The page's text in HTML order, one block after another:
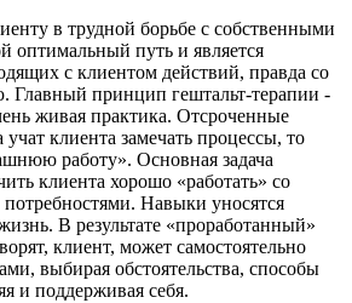
в трудной борьбе с собственными
оптимальный путь и является
с клиентом действий, правда со
Главный принцип гештальт-терапии -
живая практика. Отсроченные
клиента замечать процессы, то
работу». Основная задача
клиента хорошо «работать» со
Навыки уносятся
В результате «проработанный»
клиент, может самостоятельно
выбирая обстоятельства, способы
и поддерживая себя.